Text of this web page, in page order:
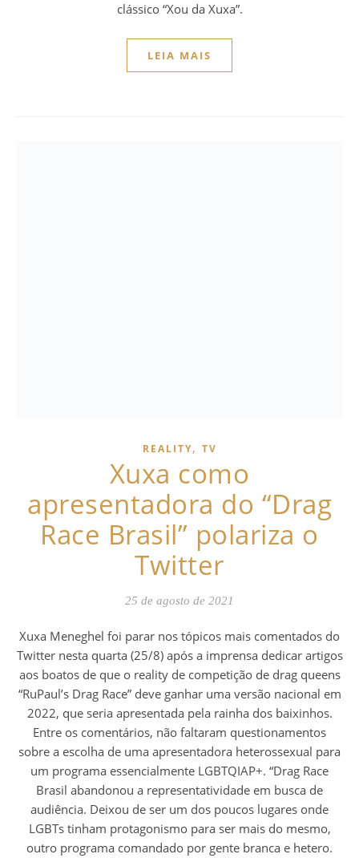
clássico “Xou da Xuxa”.
LEIA MAIS
REALITY, TV
Xuxa como
apresentadora do “Drag
Race Brasil” polariza o
Twitter
25 de agosto de 2021
Xuxa Meneghel foi parar nos tópicos mais comentados do
Twitter nesta quarta (25/8) após a imprensa dedicar artigos
aos boatos de que o reality de competição de drag queens
“RuPaul’s Drag Race” deve ganhar uma versão nacional em
2022, que seria apresentada pela rainha dos baixinhos.
Entre os comentários, não faltaram questionamentos
sobre a escolha de uma apresentadora heterossexual para
um programa essencialmente LGBTQIAP+. “Drag Race
Brasil abandonou a representatividade em busca de
audiência. Deixou de ser um dos poucos lugares onde
LGBTs tinham protagonismo para ser mais do mesmo,
outro programa comandado por gente branca e hetero.